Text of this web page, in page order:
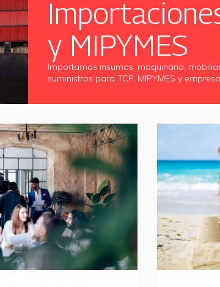
y MIPYMES
Importamos insumos, maquinaria,
suministros para TCP, MIPYMES y